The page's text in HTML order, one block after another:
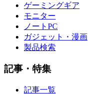
ゲーミングギア
モニター
ノートPC
ガジェット・漫画
製品検索
記事・特集
記事一覧